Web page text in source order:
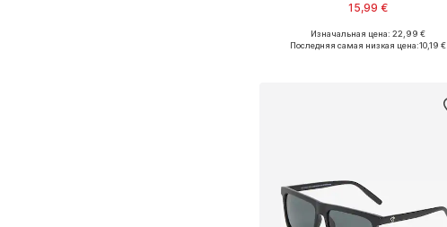
15,99 €
+1
Доступные размеры: One Size
Изначальная цена: 22,99 €
Последняя самая низкая цена:10,19 €